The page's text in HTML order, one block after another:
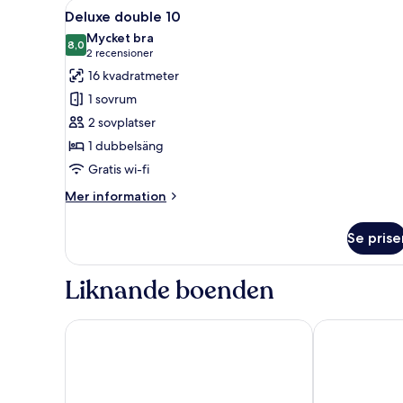
Öppna
alla
foton
för
Deluxe
double
10
Ett hotellrum med en säng,
6
Deluxe double 10
8,08,0 av 10
Mycket bra
2 recensioner
(2 recensioner)
16 kvadratmeter
1 sovrum
2 sovplatser
1 dubbelsäng
Gratis wi-fi
Mer information
Mer
double
Se
Liknande boenden
Reisafjord Hotel Fru Haugans